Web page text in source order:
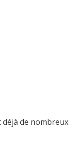
déjà de nombreux